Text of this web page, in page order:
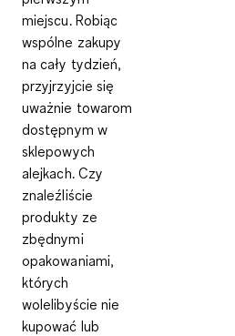
miejscu. Robiąc
wspólne zakupy
na cały tydzień,
przyjrzyjcie się
uważnie towarom
dostępnym w
sklepowych
alejkach. Czy
znaleźliście
produkty ze
zbędnymi
opakowaniami,
których
wolelibyście nie
kupować lub